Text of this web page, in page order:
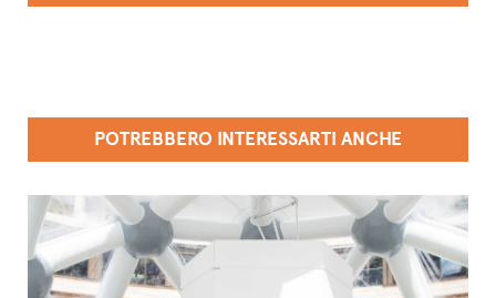
POTREBBERO INTERESSARTI ANCHE